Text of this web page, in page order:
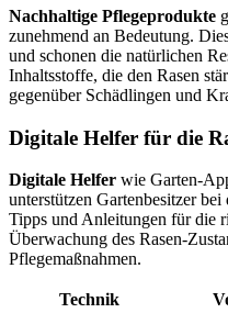
Nachhaltige Pflegeprodukte
zunehmend an Bedeutung.
und schonen die natürlichen
Inhaltsstoffe, die den Rasen
gegenüber Schädlingen und
Digitale Helfer für die
Digitale Helfer wie Garten-
unterstützen Gartenbesitzer
Tipps und Anleitungen für die
Überwachung des Rasen-
Pflegemaßnahmen.
Technik